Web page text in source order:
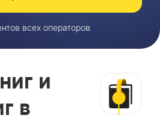
всех операторов
и
в